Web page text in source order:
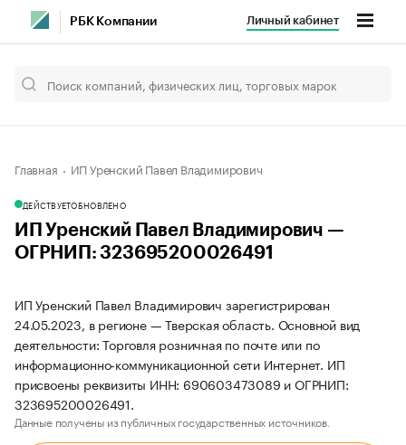
РБК Компании Личный кабинет
Главная ИП Уренский Павел Владимирович
ДЕЙСТВУЕТОБНОВЛЕНО
ИП Уренский Павел Владимирович —
ОГРНИП: 323695200026491
ИП Уренский Павел Владимирович зарегистрирован
24.05.2023, в регионе — Тверская область. Основной вид
деятельности: Торговля розничная по почте или по
информационно-коммуникационной сети Интернет. ИП
присвоены реквизиты ИНН: 690603473089 и ОГРНИП:
323695200026491.
Данные получены из публичных государственных источников.